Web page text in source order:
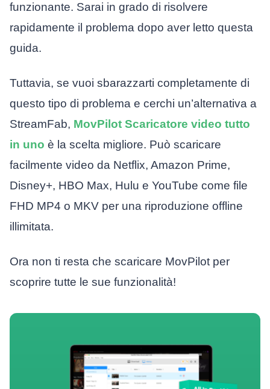
funzionante. Sarai in grado di risolvere
rapidamente il problema dopo aver letto questa
guida.
Tuttavia, se vuoi sbarazzarti completamente di
questo tipo di problema e cerchi un’alternativa a
StreamFab, MovPilot Scaricatore video tutto
in uno è la scelta migliore. Può scaricare
facilmente video da Netflix, Amazon Prime,
Disney+, HBO Max, Hulu e YouTube come file
FHD MP4 o MKV per una riproduzione offline
illimitata.
Ora non ti resta che scaricare MovPilot per
scoprire tutte le sue funzionalità!